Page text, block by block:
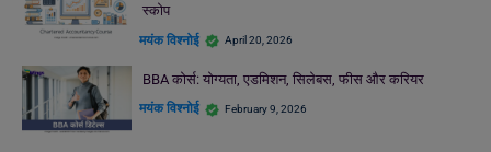
स्कोप
मयंक विश्नोई April 20, 2026
BBA कोर्स: योग्यता, एडमिशन, सिलेबस, फीस और करियर
मयंक विश्नोई February 9, 2026